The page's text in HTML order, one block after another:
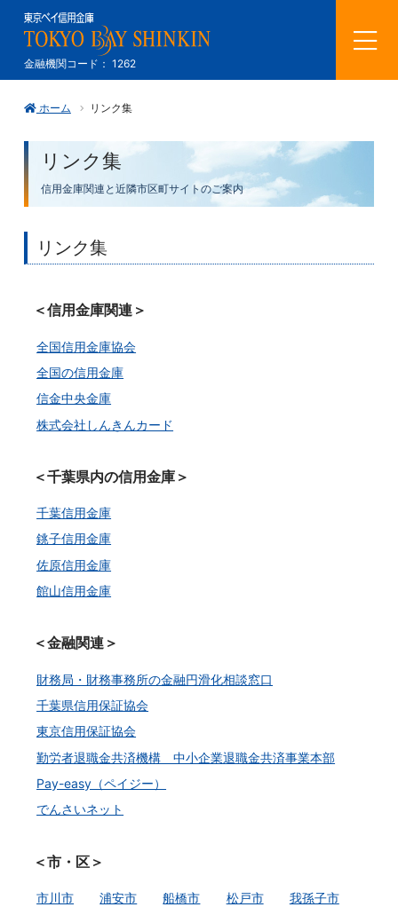
金融機関コード： 1262
メ
ニ
く
ホーム リンク集
リンク集
信用金庫関連と近隣市区町サイトのご案内
リンク集
＜信用金庫関連＞
全国信用金庫協会
全国の信用金庫
信金中央金庫
株式会社しんきんカード
＜千葉県内の信用金庫＞
千葉信用金庫
銚子信用金庫
佐原信用金庫
館山信用金庫
＜金融関連＞
財務局・財務事務所の金融円滑化相談窓口
千葉県信用保証協会
東京信用保証協会
勤労者退職金共済機構 中小企業退職金共済事業本部
Pay-easy（ペイジー）
でんさいネット
＜市・区＞
市川市 浦安市 船橋市 松戸市
我孫子市